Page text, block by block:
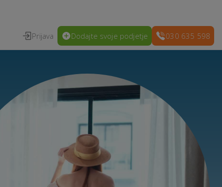
Prijava Dodajte svoje podjetje 030 635 598